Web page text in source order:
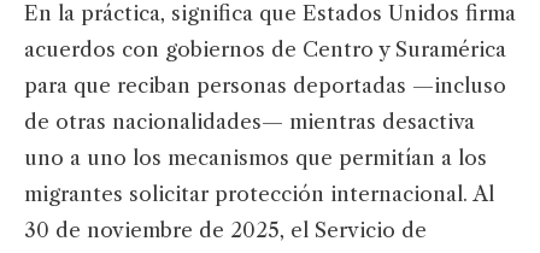
En la práctica, significa que Estados Unidos firma
acuerdos con gobiernos de Centro y Suramérica
para que reciban personas deportadas —incluso
de otras nacionalidades— mientras desactiva
uno a uno los mecanismos que permitían a los
migrantes solicitar protección internacional. Al
30 de noviembre de 2025, el Servicio de